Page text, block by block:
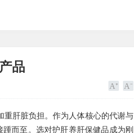
品
肝脏负担。作为人体核心的代谢与
而至。选对护肝养肝保健品成为刚